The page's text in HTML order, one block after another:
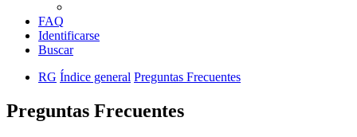
FAQ
Identificarse
Buscar
RG Índice general Preguntas Frecuentes
Preguntas Frecuentes